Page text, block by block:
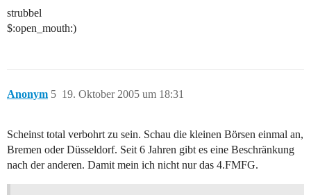
strubbel
$:open_mouth:)
Anonym 19. Oktober 2005 um 18:31
5
Scheinst total verbohrt zu sein. Schau die kleinen Börsen einmal an,
Bremen oder Düsseldorf. Seit 6 Jahren gibt es eine Beschränkung
nach der anderen. Damit mein ich nicht nur das 4.FMFG.